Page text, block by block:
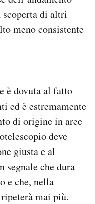
di altri
meno consistente
è dovuta al fatto
ed è estremamente
di origine in aree
deve
giusta e al
segnale che dura
e che, nella
mai più.